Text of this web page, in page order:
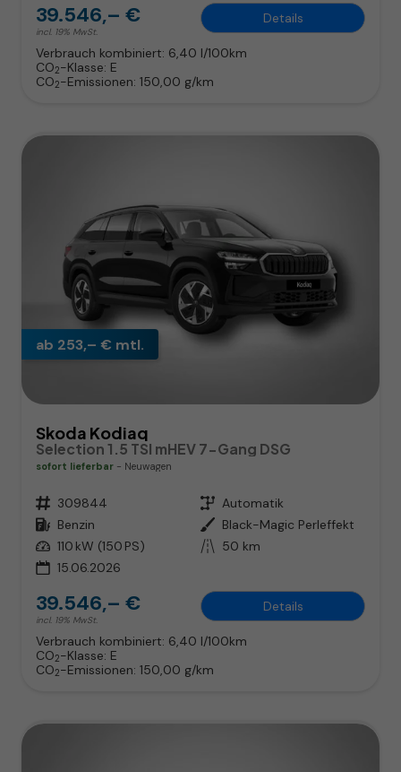
39.546,– €
incl. 19% MwSt.
Details
Verbrauch kombiniert: 6,40 l/100km
CO2-Klasse: E
CO2-Emissionen: 150,00 g/km
ab 253,– € mtl.
Skoda Kodiaq
Selection 1.5 TSI mHEV 7-Gang DSG
sofort lieferbar Neuwagen
Fahrzeugnr. 309844 Getriebe Automatik
Kraftstoff Benzin Außenfarbe Black-Magic Perleffekt
Leistung 110 kW (150 PS) Kilometerstand 50 km
15.06.2026
39.546,– €
incl. 19% MwSt.
Details
Verbrauch kombiniert: 6,40 l/100km
CO2-Klasse: E
CO2-Emissionen: 150,00 g/km